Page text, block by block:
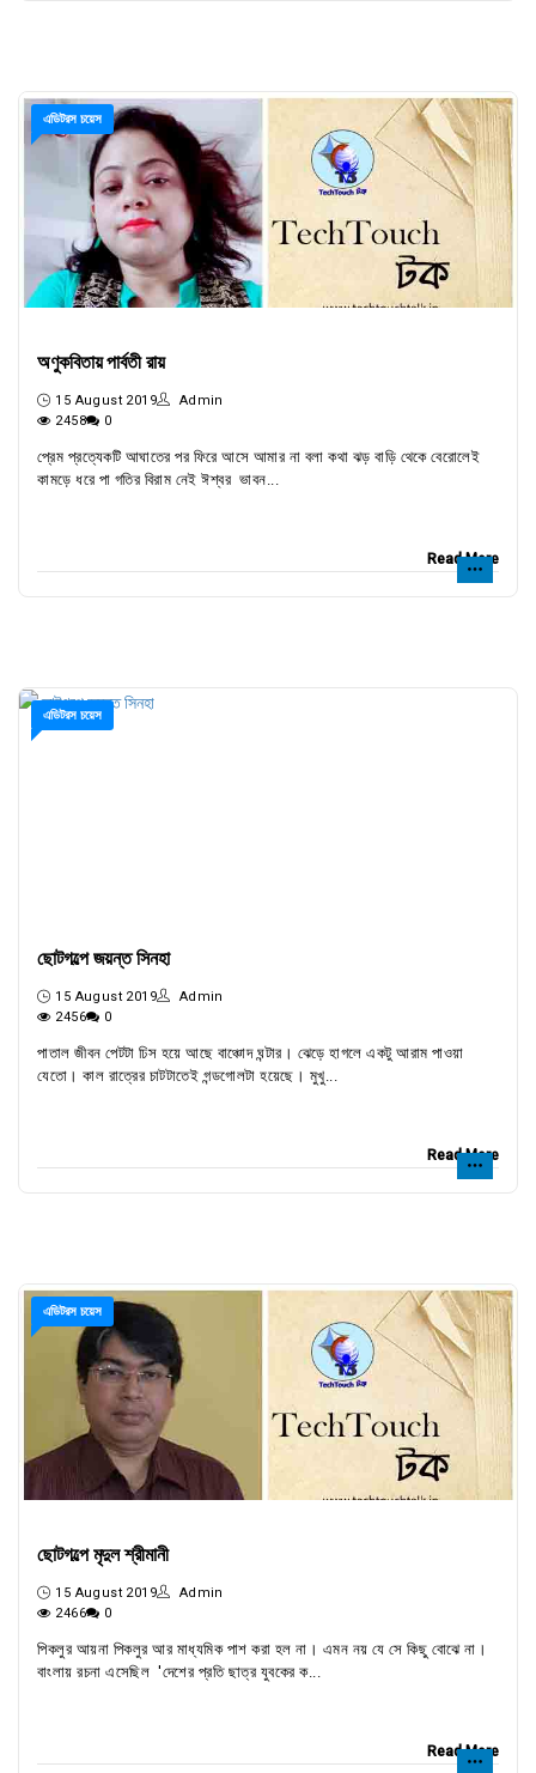
এডিটরস চয়েস
অণুকবিতায় পার্বতী রায়
15 August 2019
Admin
2458
0
প্রেম প্রত্যেকটি আঘাতের পর ফিরে আসে আমার না বলা কথা ঝড় বাড়ি থেকে বেরোলেই
কামড়ে ধরে পা গতির বিরাম নেই ঈশ্বর ভাবন...
Read More
এডিটরস চয়েস
ছোটগল্পে জয়ন্ত সিনহা
15 August 2019
Admin
2456
0
পাতাল জীবন পেটটা ঢিস হয়ে আছে বাঞ্চোদ ঘন্টার। ঝেড়ে হাগলে একটু আরাম পাওয়া
যেতো। কাল রাত্রের চাটটাতেই গন্ডগোলটা হয়েছে। মুখু...
Read More
এডিটরস চয়েস
ছোটগল্পে মৃদুল শ্রীমানী
15 August 2019
Admin
2466
0
পিকলুর আয়না পিকলুর আর মাধ্যমিক পাশ করা হল না। এমন নয় যে সে কিছু বোঝে না।
বাংলায় রচনা এসেছিল 'দেশের প্রতি ছাত্র যুবকের ক...
Read More